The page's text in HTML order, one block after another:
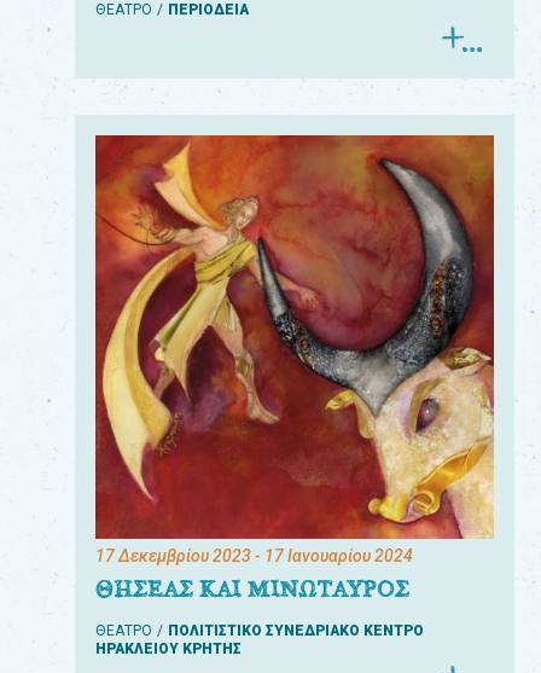
ΘΕΑΤΡΟ ΠΕΡΙΟΔΕΙΑ
17 Δεκεμβρίου 2023- 17 Ιανουαρίου 2024
ΘΗΣΕΑΣ ΚΑΙ ΜΙΝΩΤΑΥΡΟΣ
ΘΕΑΤΡΟ
ΠΟΛΙΤΙΣΤΙΚΟ ΣΥΝΕΔΡΙΑΚΟ ΚΕΝΤΡΟ
ΗΡΑΚΛΕΙΟΥ ΚΡΗΤΗΣ